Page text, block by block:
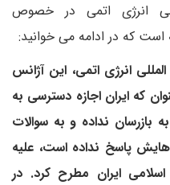
انرژی اتمی در خصوص
که در ادامه می خوانید:
انرژی اتمی، این آژانس
که ایران اجازه دسترسی به
بازرسان نداده و به سوالات
پاسخ نداده است، علیه
ایران مطرح کرد. در